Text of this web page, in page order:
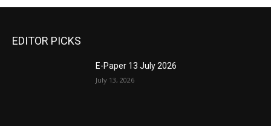
EDITOR PICKS
E-Paper 13 July 2026
July 13, 2026